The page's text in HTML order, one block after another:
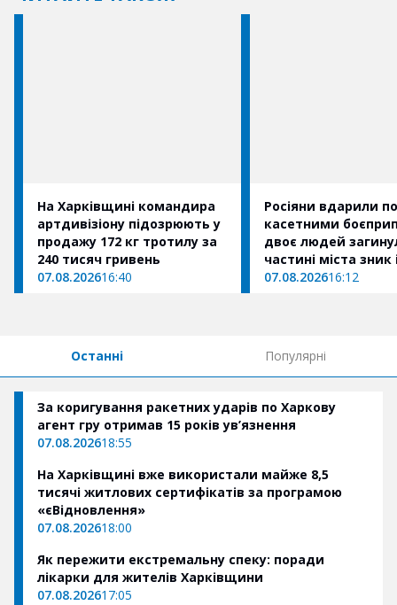
На Харківщині командира
артдивізіону підозрюють у
продажу 172 кг тротилу за
240 тисяч гривень
07.08.202616:40
Росіяни вдарили
касетними
двоє людей
частині міста зник
(оновлено)
07.08.202616:12
Останні Популярні
За коригування ракетних ударів по Харкову
агент гру отримав 15 років ув’язнення
07.08.202618:55
На Харківщині вже використали майже 8,5
тисячі житлових сертифікатів за програмою
«єВідновлення»
07.08.202618:00
Як пережити екстремальну спеку: поради
лікарки для жителів Харківщини
07.08.202617:05